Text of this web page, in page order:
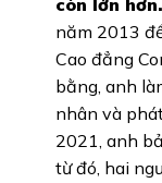
còn lớn
năm 2013
Cao đẳng
bằng, anh
nhân và
2021, anh
từ đó, hai